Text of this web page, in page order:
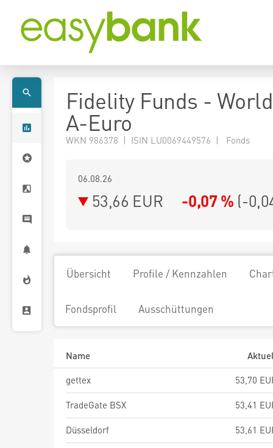
Fidelity Funds -
A-Euro
WKN 986378 | ISIN LU0069449576 | Fonds
06.08.26
53,66 EUR -0,07 % (-
Übersicht Profile / Kennzahlen
Fondsprofil Ausschüttungen
Name
gettex
53,70
TradeGate BSX 53,41
Düsseldorf 53,61